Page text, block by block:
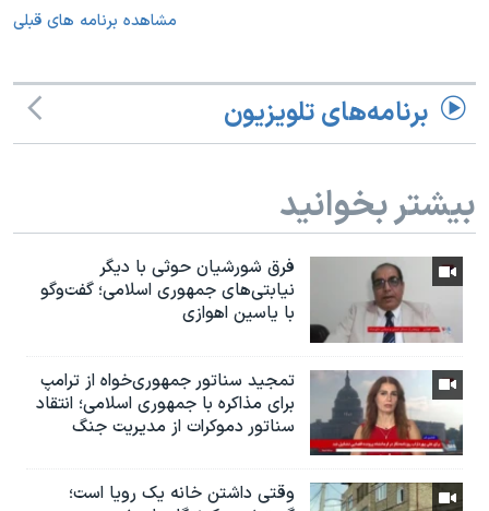
مشاهده برنامه های قبلی
برنامه‌های تلویزیون
بیشتر بخوانید
فرق شورشیان حوثی با دیگر
نیابتی‌های جمهوری اسلامی؛ گفت‌وگو
با یاسین اهوازی
تمجید سناتور جمهوری‌خواه از ترامپ
برای مذاکره با جمهوری اسلامی؛ انتقاد
سناتور دموکرات از مدیریت جنگ
وقتی داشتن خانه یک رویا است؛